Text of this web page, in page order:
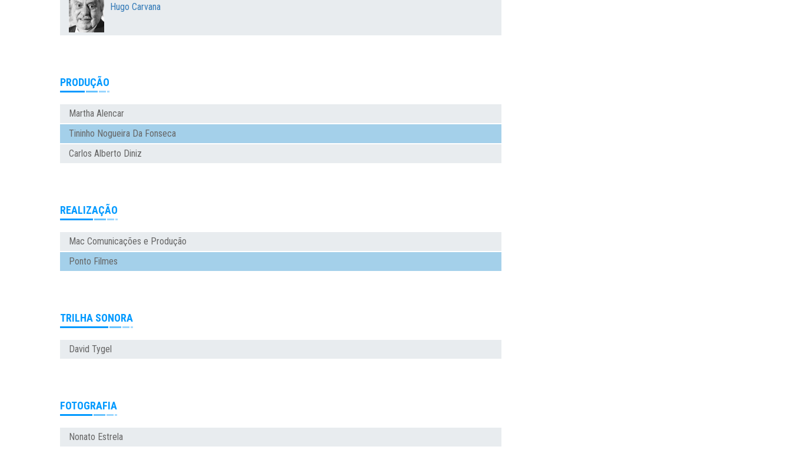
Hugo Carvana
PRODUÇÃO
Martha Alencar
Tininho Nogueira Da Fonseca
Carlos Alberto Diniz
REALIZAÇÃO
Mac Comunicações e Produção
Ponto Filmes
TRILHA SONORA
David Tygel
FOTOGRAFIA
Nonato Estrela